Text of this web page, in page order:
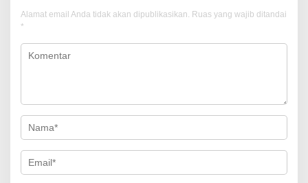
Alamat email Anda tidak akan dipublikasikan. Ruas yang wajib ditandai
*